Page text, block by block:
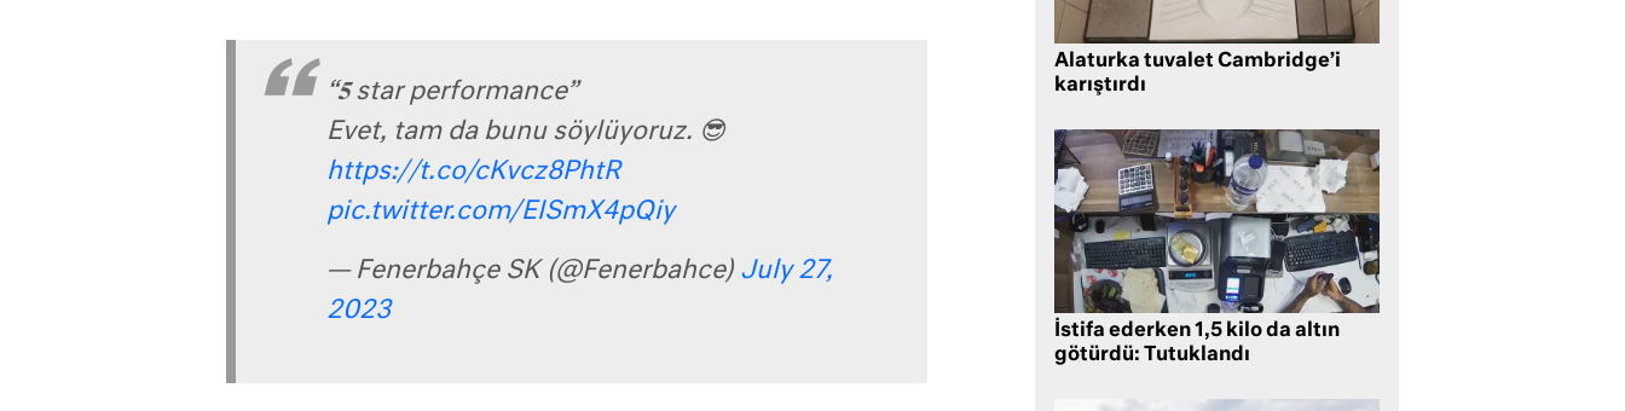
“𝟓 star performance”
Evet, tam da bunu söylüyoruz. 😎
https://t.co/cKvcz8PhtR
pic.twitter.com/EISmX4pQiy
— Fenerbahçe SK (@Fenerbahce) July 27,
2023
Alaturka tuvalet Cambridge’i
karıştırdı
İstifa ederken 1,5 kilo da altın
götürdü: Tutuklandı